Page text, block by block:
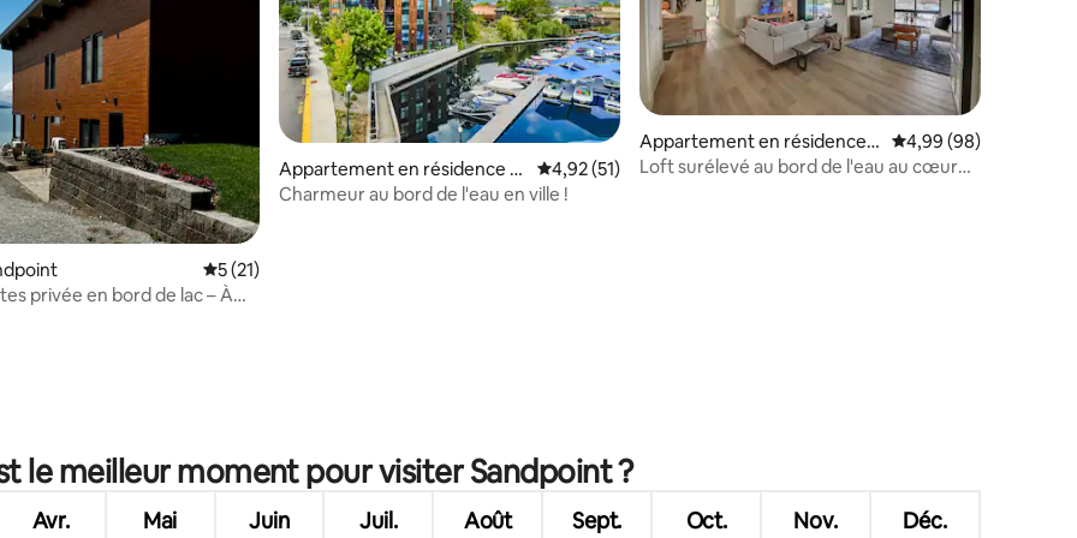
la base de 22 commentaires : 5 sur 5
Évaluation moyenne sur la base de 21 commentaires : 5 sur 5
5 (21)
privée en bord de lac – À
Appartement en résidence ⋅
Sandpoint
Évaluation moyenne sur la base de 51 commentaires : 4,92 sur 5
4,92 (51)
Charmeur au bord de l'eau en ville !
Appartement en résidence ⋅
Sandpoint
Évaluation moyenne
4,99 (98)
Loft surélevé au bord de l'eau au cœur
le meilleur moment pour visiter Sandpoint ?
Avr. Mai Juin Juil. Août Sept. Oct. Nov. Déc.